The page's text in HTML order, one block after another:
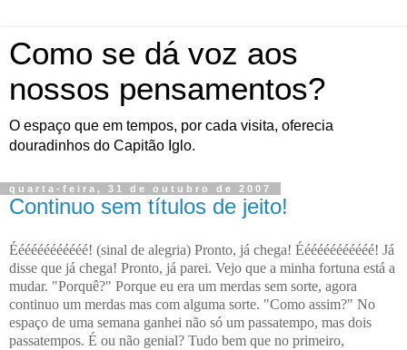
Como se dá voz aos
nossos pensamentos?
O espaço que em tempos, por cada visita, oferecia
douradinhos do Capitão Iglo.
quarta-feira, 31 de outubro de 2007
Continuo sem títulos de jeito!
Éééééééééééé! (sinal de alegria) Pronto, já chega! Éééééééééééé! Já
disse que já chega! Pronto, já parei. Vejo que a minha fortuna está a
mudar. "Porquê?" Porque eu era um merdas sem sorte, agora
continuo um merdas mas com alguma sorte. "Como assim?" No
espaço de uma semana ganhei não só um passatempo, mas dois
passatempos. É ou não genial? Tudo bem que no primeiro,